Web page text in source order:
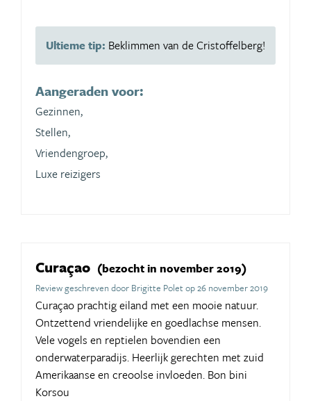
Ultieme tip: Beklimmen van de Cristoffelberg!
Aangeraden voor:
Gezinnen,
Stellen,
Vriendengroep,
Luxe reizigers
Curaçao (bezocht in november 2019)
Review geschreven door Brigitte Polet op 26 november 2019
Curaçao prachtig eiland met een mooie natuur.
Ontzettend vriendelijke en goedlachse mensen.
Vele vogels en reptielen bovendien een
onderwaterparadijs. Heerlijk gerechten met zuid
Amerikaanse en creoolse invloeden. Bon bini
Korsou